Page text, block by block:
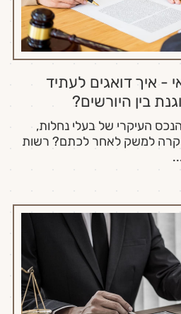
איך דואגים לעתיד
בין היורשים?
העיקרי של בעלי נחלות,
למשק לאחר לכתם? רשות